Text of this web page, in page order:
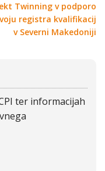
Twinning v podporo
registra kvalifikacij
v Severni Makedoniji
ter informacijah